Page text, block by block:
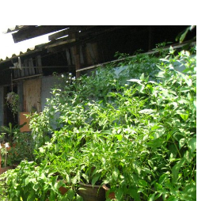
Search